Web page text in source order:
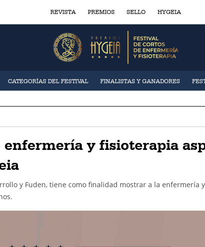
REVISTA PREMIOS SELLO HYGEIA
CATEGORÍAS DEL FESTIVAL FINALISTAS Y GANADORES
y fisioterapia
y Fuden, tiene como finalidad mostrar a la enfermería